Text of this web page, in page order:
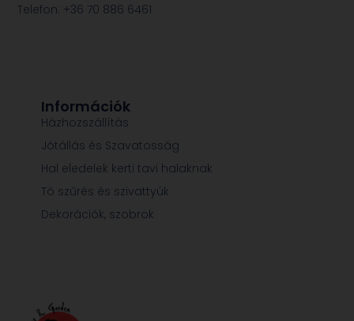
Információk
Házhozszállítás
Jótállás és Szavatosság
Hal eledelek kerti tavi halaknak
Tó szűrés és szivattyúk
Dekorációk, szobrok
Telefon: +36 70 886 6461